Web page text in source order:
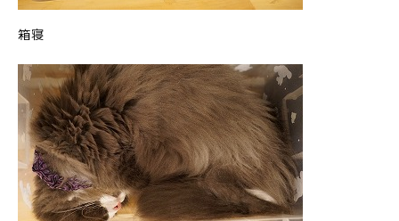
箱寝